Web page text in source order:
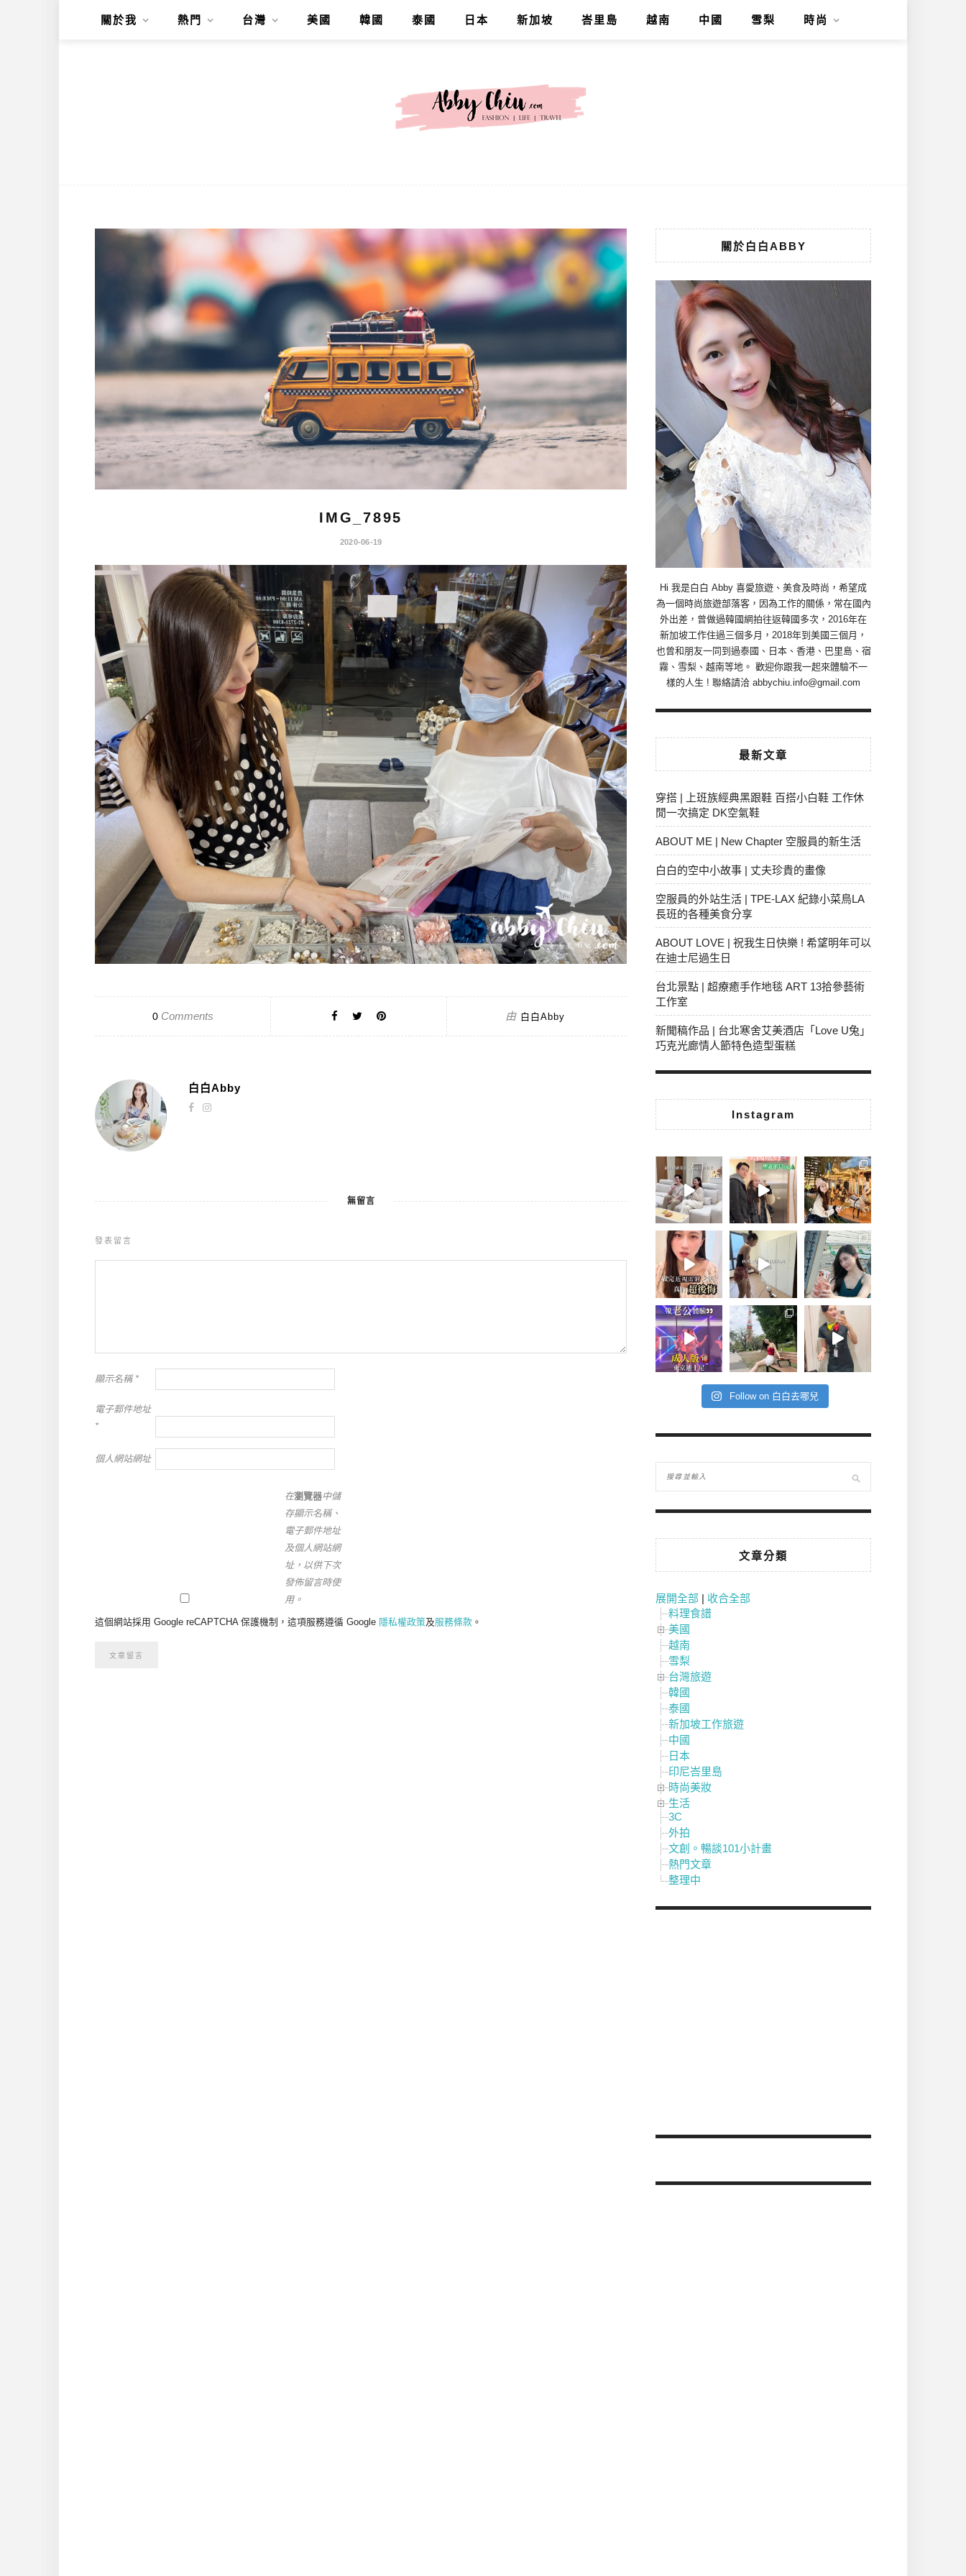
關於我 熱門 台灣 美國 韓國 泰國 日本 新加坡 峇里島 越南 中國 雪梨 時尚
IMG_7895
2020-06-19
0Comments 由 白白Abby
白白Abby
無留言
發表留言
顯示名稱 *
電子郵件地址
*
個人網站網址
在瀏覽器中儲
存顯示名稱、
電子郵件地址
及個人網站網
址，以供下次
發佈留言時使
用。
這個網站採用 Google reCAPTCHA 保護機制，這項服務遵循 Google 隱私權政策及服務條款 。
關於白白ABBY
Hi 我是白白 Abby 喜愛旅遊、美食及時尚，希望成
為一個時尚旅遊部落客，因為工作的關係，常在國內
外出差，曾做過韓國網拍往返韓國多次，2016年在
新加坡工作住過三個多月，2018年到美國三個月，
也曾和朋友一同到過泰國、日本、香港、巴里島、宿
霧、雪梨、越南等地。 歡迎你跟我一起來體驗不一
樣的人生 ! 聯絡請洽 abbychiu.info@gmail.com
最新文章
穿搭 | 上班族經典黑跟鞋 百搭小白鞋 工作休
閒一次搞定 DK空氣鞋
ABOUT ME | New Chapter 空服員的新生活
白白的空中小故事 | 丈夫珍貴的畫像
空服員的外站生活 | TPE-LAX 紀錄小菜鳥LA
長班的各種美食分享
ABOUT LOVE | 祝我生日快樂 ! 希望明年可以
在迪士尼過生日
台北景點 | 超療癒手作地毯 ART 13拾參藝術
工作室
新聞稿作品 | 台北寒舍艾美酒店「Love U兔」
巧克光廊情人節特色造型蛋糕
Instagram
Follow on 白白去哪兒
文章分類
展開全部 | 收合全部
料理食譜
美國
越南
雪梨
台灣旅遊
韓國
泰國
新加坡工作旅遊
中國
日本
印尼峇里島
時尚美妝
生活
3C
外拍
文創。暢談101小計畫
熱門文章
整理中